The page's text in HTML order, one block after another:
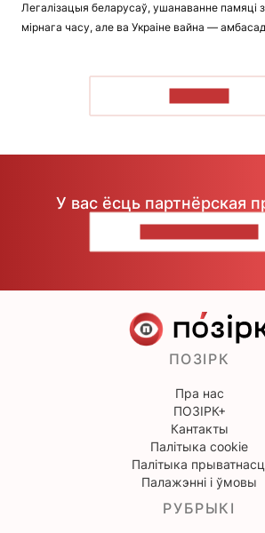
Легалізацыя беларусаў, ушанаванне памяці
мірнага часу, але ва Украіне вайна —
У вас ёсць партнёрская
ПОЗІРК
Пра нас
ПОЗІРК+
Кантакты
Палітыка cookie
Палітыка
Палажэнні і ўмовы
РУБРЫКІ